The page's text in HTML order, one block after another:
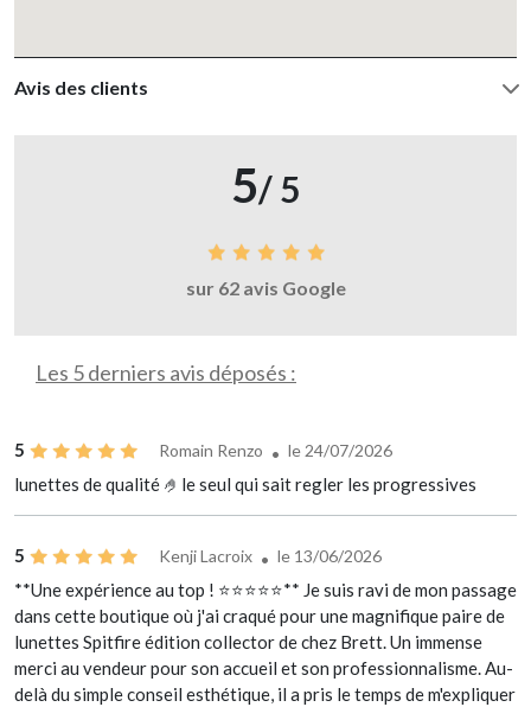
Avis des clients
5/ 5
sur 62 avis Google
Les 5 derniers avis déposés :
5 Romain Renzo le 24/07/2026
lunettes de qualité 🤌le seul qui sait regler les progressives
5 Kenji Lacroix le 13/06/2026
**Une expérience au top ! ⭐⭐⭐⭐⭐** Je suis ravi de mon passage
dans cette boutique où j'ai craqué pour une magnifique paire de
lunettes Spitfire édition collector de chez Brett. Un immense
merci au vendeur pour son accueil et son professionnalisme. Au-
delà du simple conseil esthétique, il a pris le temps de m'expliquer